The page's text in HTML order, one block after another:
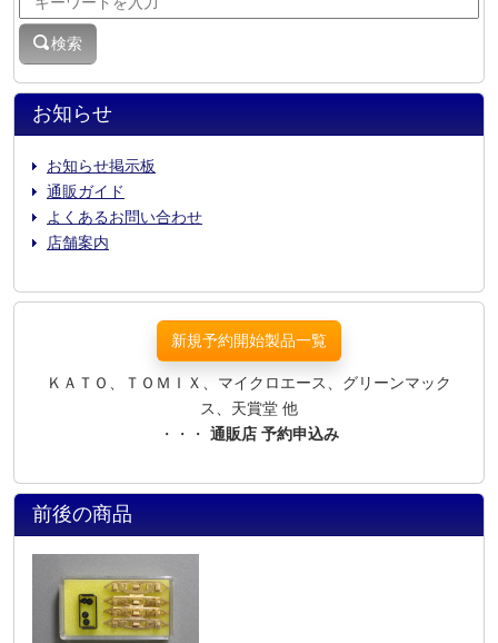
お知らせ
お知らせ掲示板
通販ガイド
よくあるお問い合わせ
店舗案内
検索
新規予約開始製品一覧
ＫＡＴＯ、ＴＯＭＩＸ、マイクロエース、グリーンマック
ス、天賞堂 他
・・・ 通販店 予約申込み
前後の商品